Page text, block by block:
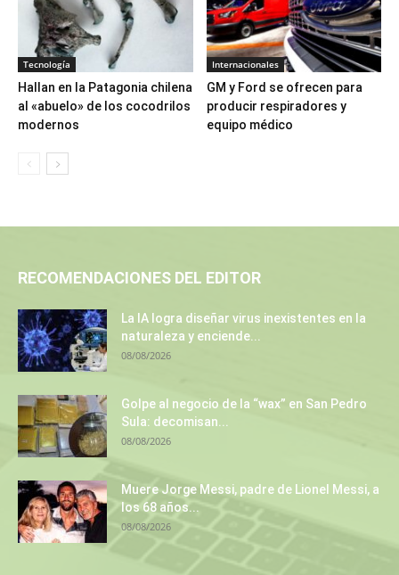
Tecnología
Hallan en la Patagonia chilena
al «abuelo» de los cocodrilos
modernos
Internacionales
GM y Ford se ofrecen para
producir respiradores y
equipo médico
RECOMENDACIONES DEL EDITOR
La IA logra diseñar virus inexistentes en la
naturaleza y enciende...
08/08/2026
Golpe al negocio de la “wax” en San Pedro
Sula: decomisan...
08/08/2026
Muere Jorge Messi, padre de Lionel Messi, a
los 68 años...
08/08/2026